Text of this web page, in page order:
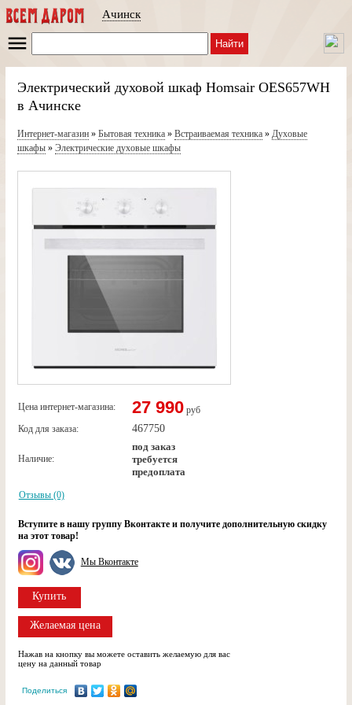
Ачинск
Найти
Электрический духовой шкаф Homsair OES657WH
в Ачинске
Интернет-магазин» Бытовая техника» Встраиваемая техника» Духовые
шкафы» Электрические духовые шкафы
Цена интернет-магазина: 27 990 руб
Код для заказа:
467750
Наличие:
под заказ
требуется
предоплата
Отзывы (0)
Вступите в нашу группу Вконтакте и получите дополнительную скидку
на этот товар!
Мы Вконтакте
Купить
Желаемая цена
Нажав на кнопку вы можете оставить желаемую для вас
цену на данный товар
Поделиться